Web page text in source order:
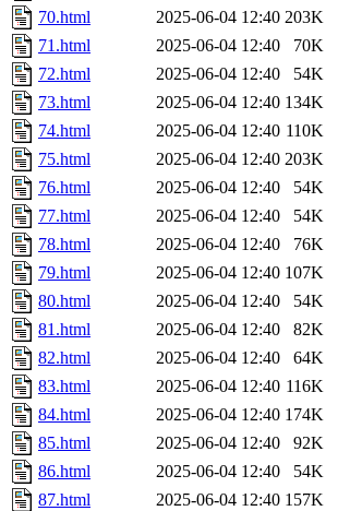
70.html
2025-06-04 12:40 203K
71.html
2025-06-04 12:40
70K
72.html
2025-06-04 12:40
54K
73.html
2025-06-04 12:40 134K
74.html
2025-06-04 12:40 110K
75.html
2025-06-04 12:40 203K
76.html
2025-06-04 12:40
54K
77.html
2025-06-04 12:40
54K
78.html
2025-06-04 12:40
76K
79.html
2025-06-04 12:40 107K
80.html
2025-06-04 12:40
54K
81.html
2025-06-04 12:40
82K
82.html
2025-06-04 12:40
64K
83.html
2025-06-04 12:40 116K
84.html
2025-06-04 12:40 174K
85.html
2025-06-04 12:40
92K
86.html
2025-06-04 12:40
54K
87.html
2025-06-04 12:40 157K